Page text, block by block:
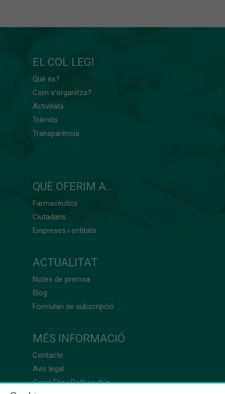
EL COL·LEGI
Què és?
Com s'organitza?
Activitats
Tràmits
Transparència
QUÈ OFERIM A...
Farmacèutics
Ciutadans
Empreses i entitats
ACTUALITAT
Notes de premsa
Blog
Formulari de subscripció
MÉS INFORMACIÓ
Contacte
Avís legal
Canal Ètic i Política d’ús